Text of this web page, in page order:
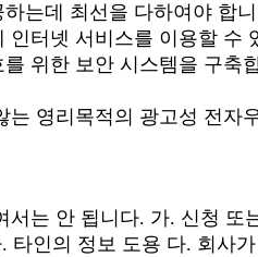
는데 최선을 다하여야 합
인터넷 서비스를 이용할 수
위한 보안 시스템을 구축
는 영리목적의 광고성 전자
서는 안 됩니다. 가. 신청 또
타인의 정보 도용 다. 회사